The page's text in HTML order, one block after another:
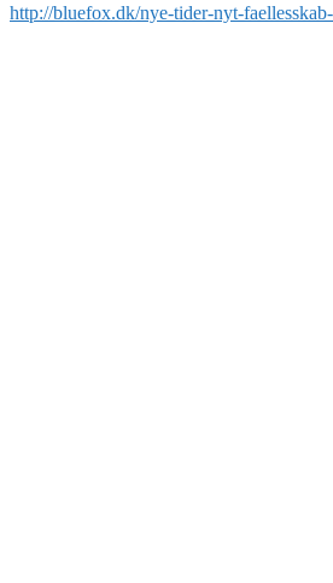
http://bluefox.dk/nye-tider-nyt-